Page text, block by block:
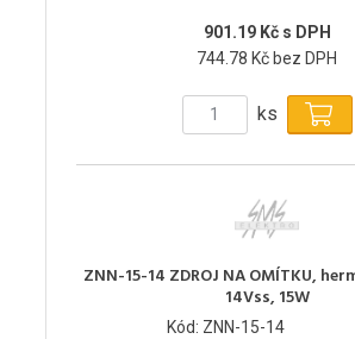
901.19 Kč s DPH
744.78 Kč bez DPH
ks
ZNN-15-14 ZDROJ NA OMÍTKU,
14Vss, 15W
Kód: ZNN-15-14